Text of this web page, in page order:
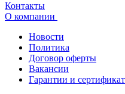
Контакты
О компании
Новости
Политика
Договор оферты
Вакансии
Гарантии и